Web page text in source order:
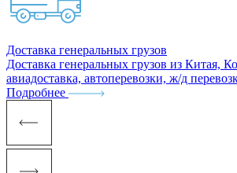
Доставка генеральных грузов
Доставка генеральных грузов из Китая,
авиадоставка, автоперевозки, ж/д
Подробнее